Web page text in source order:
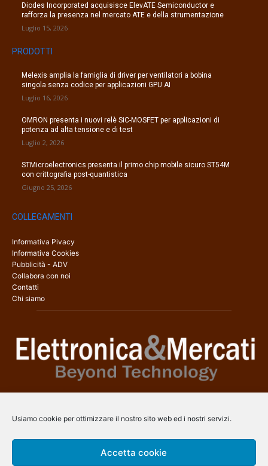
Usiamo cookie per ottimizzare il nostro sito web ed i nostri servizi.
Accetta cookie
Diodes Incorporated acquisisce ElevATE Semiconductor e
rafforza la presenza nel mercato ATE e della strumentazione
Luglio 15, 2026
PRODOTTI
Melexis amplia la famiglia di driver per ventilatori a bobina
singola senza codice per applicazioni GPU AI
Luglio 16, 2026
OMRON presenta i nuovi relè SiC-MOSFET per applicazioni di
potenza ad alta tensione e di test
Luglio 2, 2026
STMicroelectronics presenta il primo chip mobile sicuro ST54M
con crittografia post-quantistica
Giugno 25, 2026
COLLEGAMENTI
Informativa Pivacy
Informativa Cookies
Pubblicità - ADV
Collabora con noi
Contatti
Chi siamo
una copertura a 360° che coinvolge tecnologie, prodotti, mercati e
info@arscommunication.it